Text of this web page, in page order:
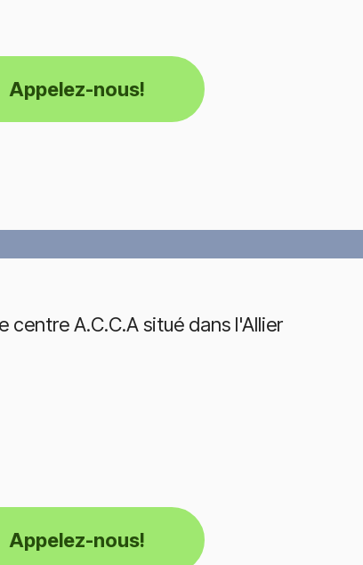
Appelez-nous!
centre A.C.C.A situé dans l'Allier
Appelez-nous!